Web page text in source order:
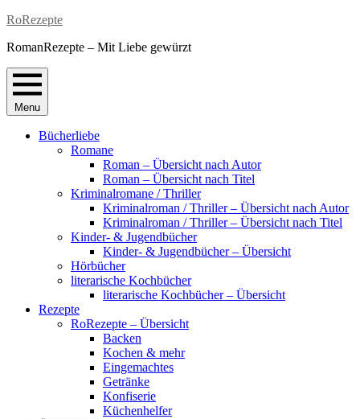
Skip
content
RoRezepte
RomanRezepte – Mit Liebe gewürzt
Menu
Bücherliebe
Romane
Roman – Übersicht nach Autor
Roman – Übersicht nach Titel
Kriminalromane / Thriller
Kriminalroman / Thriller – Übersicht nach Autor
Kriminalroman / Thriller – Übersicht nach Titel
Kinder- & Jugendbücher
Kinder- & Jugendbücher – Übersicht
Hörbücher
literarische Kochbücher
literarische Kochbücher – Übersicht
Rezepte
RoRezepte – Übersicht
Backen
Kochen & mehr
Eingemachtes
Getränke
Konfiserie
Küchenhelfer